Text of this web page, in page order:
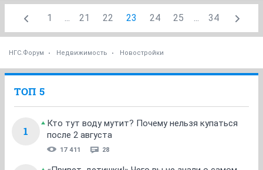
1 ... 21 22 23 24 25 ... 34
НГС.Форум Недвижимость Новостройки
ТОП 5
1
Кто тут воду мутит? Почему нельзя купаться
после 2 августа
17 411 28